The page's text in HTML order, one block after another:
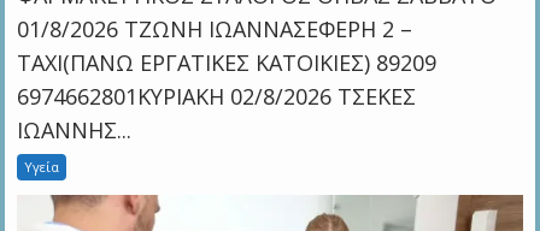
01/8/2026 ΤΖΩΝΗ ΙΩΑΝΝΑΣΕΦΕΡΗ 2 –
ΤΑΧΙ(ΠΑΝΩ ΕΡΓΑΤΙΚΕΣ ΚΑΤΟΙΚΙΕΣ) 89209
6974662801ΚΥΡΙΑΚΗ 02/8/2026 TΣΕΚΕΣ
ΙΩΑΝΝΗΣ...
Υγεία